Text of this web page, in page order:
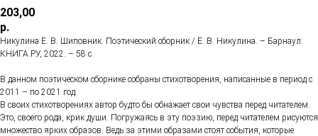
203,00
р.
Никулина Е. В. Шиповник. Поэтический сборник / Е. В. Никулина. – Барнаул:
КНИГА.РУ, 2022. – 58 с.
В данном поэтическом сборнике собраны стихотворения, написанные в период с
2011 – по 2021 год.
В своих стихотворениях автор будто бы обнажает свои чувства перед читателем.
Это, своего рода, крик души. Погружаясь в эту поэзию, перед читателем рисуются
множество ярких образов. Ведь за этими образами стоят события, которые